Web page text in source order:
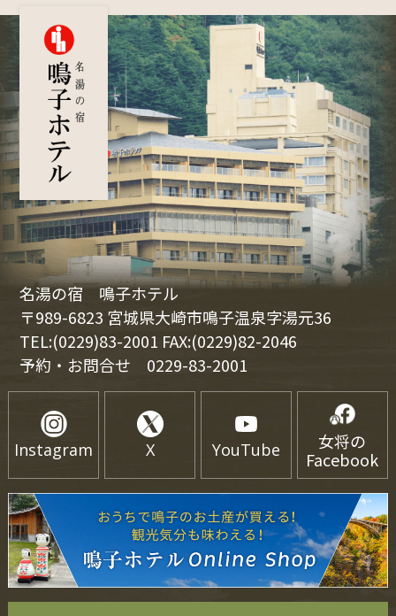
名湯の宿 鳴子ホテル
〒989-6823 宮城県大崎市鳴子温泉字湯元36
TEL:(0229)83-2001 FAX:(0229)82-2046
予約・お問合せ 0229-83-2001
Instagram X YouTube
女将の
Facebook